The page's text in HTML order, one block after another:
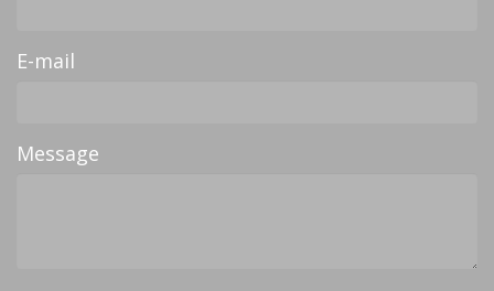
E-mail
Message